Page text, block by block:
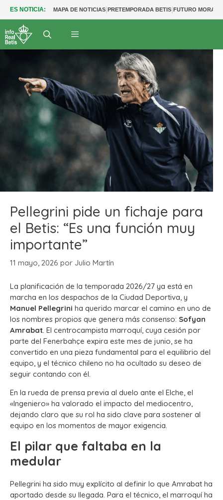
ES NOTICIA: MAPA DE NOTICIAS|PRETEMPORADA BETIS|FUTURO
Pellegrini pide un fichaje para
el Betis: “Es una función muy
importante”
11 mayo, 2026 por Julio Martín
La planificación de la temporada 2026/27 ya está en
marcha en los despachos de la Ciudad Deportiva, y
Manuel Pellegrini ha querido marcar el camino en uno de
los nombres propios que genera más consenso: Sofyan
Amrabat. El centrocampista marroquí, cuya cesión por
parte del Fenerbahçe expira este mes de junio, se ha
convertido en una pieza fundamental para el equilibrio del
equipo, y el técnico chileno no ha ocultado su deseo de
seguir contando con él.
En la rueda de prensa previa al duelo ante el Elche, el
«Ingeniero» ha valorado el impacto del mediocentro,
dejando claro que su rol ha sido clave para sostener al
equipo en los momentos de mayor exigencia.
El pilar que faltaba en la
medular
Pellegrini ha sido muy explícito al definir lo que Amrabat ha
aportado desde su llegada. Para el técnico, el marroquí ha